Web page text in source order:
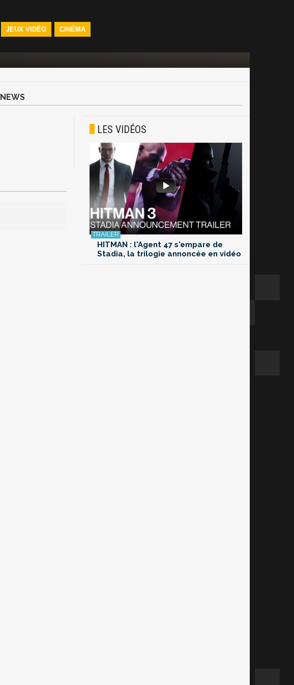
JEUX VIDÉO CINÉMA
NEWS
LES VIDÉOS
HITMAN : l'Agent 47 s'empare de
Stadia, la trilogie annoncée en vidéo